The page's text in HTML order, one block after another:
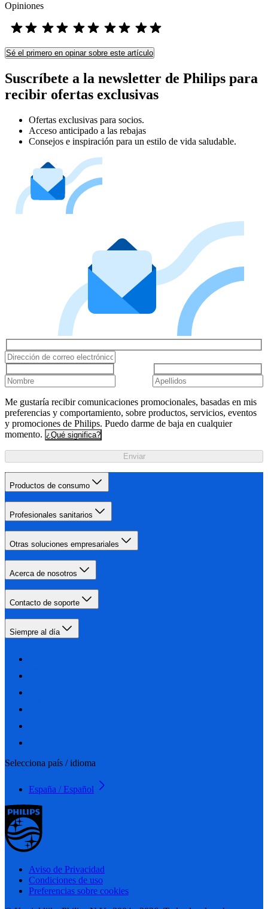
Opiniones
Sé el primero en opinar sobre este artículo
Suscríbete a la newsletter de Philips para
recibir ofertas exclusivas
Ofertas exclusivas para socios.
Acceso anticipado a las rebajas
Consejos e inspiración para un estilo de vida saludable.
Me gustaría recibir comunicaciones promocionales, basadas en mis
preferencias y comportamiento, sobre productos, servicios, eventos
y promociones de Philips. Puedo darme de baja en cualquier
momento. ¿Qué significa?
Enviar
Productos de consumo
Profesionales sanitarios
Otras soluciones empresariales
Acerca de nosotros
Contacto de soporte
Siempre al día
Selecciona país / idioma
España / Español
Aviso de Privacidad
Condiciones de uso
Preferencias sobre cookies